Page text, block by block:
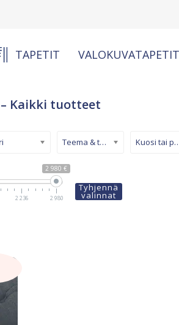
TAPETIT VALOKUVATAPETIT
Kaikki tuotteet
2 980 €
2 236 2 980
Teema & tyyli Kuosi
Tyhjennä
valinnat